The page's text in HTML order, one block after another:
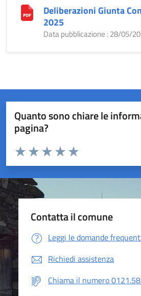
Deliberazioni Giunta
2025
Data pubblicazione : 28/05/
Quanto sono chiare le
pagina?
Valuta da 1 a 5 stelle la pagina
Valuta 5 stelle su 5
Valuta 4 stelle su 5
Valuta 3 stelle su 5
Valuta 2 stelle su 5
Valuta 1 stelle su 5
Contatta il comune
Leggi le domande
Richiedi assistenza
Chiama il numero